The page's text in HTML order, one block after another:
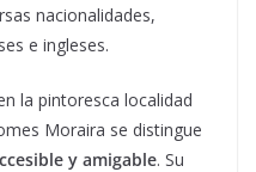
nacionalidades,
e ingleses.
la pintoresca localidad
Moraira se distingue
y amigable. Su